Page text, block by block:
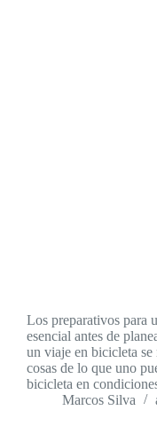
Los preparativos para
esencial antes de
un viaje en bicicleta se
cosas de lo que uno
bicicleta en
Marcos Silva